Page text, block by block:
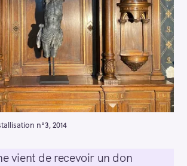
n°3, 2014
vient de recevoir un don